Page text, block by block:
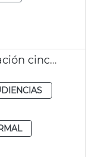
València Game City presentación cinco proyectes educación con videojuegos